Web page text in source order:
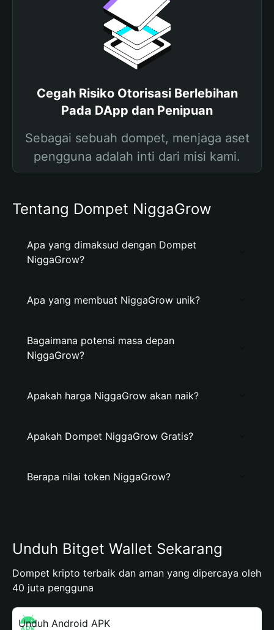
Cegah Risiko Otorisasi Berlebihan
Pada DApp dan Penipuan
Sebagai sebuah dompet, menjaga aset
pengguna adalah inti dari misi kami.
Tentang Dompet NiggaGrow
Apa yang dimaksud dengan Dompet
NiggaGrow?
Apa yang membuat NiggaGrow unik?
Bagaimana potensi masa depan
NiggaGrow?
Apakah harga NiggaGrow akan naik?
Apakah Dompet NiggaGrow Gratis?
Berapa nilai token NiggaGrow?
Unduh Bitget Wallet Sekarang
Dompet kripto terbaik dan aman yang dipercaya oleh
40 juta pengguna
Unduh Android APK